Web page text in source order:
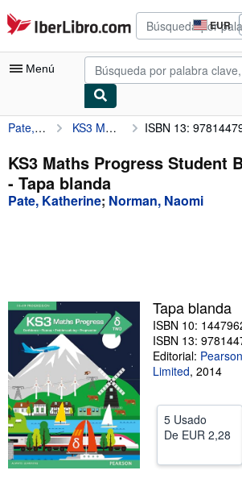
Pasar al contenido principal
IberLibro.com EUR
de
compra
del
Menú
Mi cuenta
Consultar mis pedidos
Búsqueda avanzada
Vendedores
Comenzar a vender
Ayuda
Pate, Katherine KS3 Maths Progress Student Book Delta 2 ISBN 13:
KS3 Maths Progress Student
- Tapa blanda
Pate, Katherine; Norman, Naomi
Tapa blanda
ISBN 10:
ISBN 13:
Editorial:
Limited, 2014
5 Usado
De EUR 2,28